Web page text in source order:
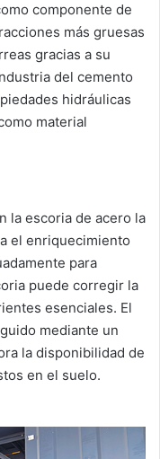
componente de
más gruesas
gracias a su
del cemento
hidráulicas
material
la escoria de acero la
el enriquecimiento
para
puede corregir la
esenciales. El
mediante un
la disponibilidad de
en el suelo.